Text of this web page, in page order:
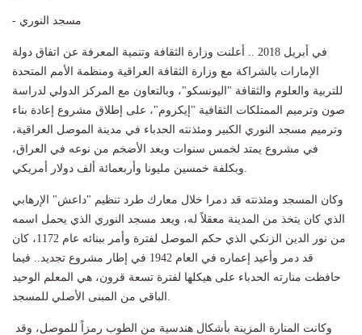
- مسجد النوري
في أبريل 2018 .. أعلنت وزارة الثقافة وتنمية المعرفة عن اتفاق دولة
الإمارات بالشراكة مع وزارة الثقافة العراقية ومنظمة الأمم المتحدة
للتربية والعلوم والثقافة "اليونسكو"، وبالتعاون مع المركز الدولي لدراسة
صون وترميم الممتلكات الثقافية "إيكروم"، على إطلاق مشروع إعادة بناء
وترميم مسجد النوري الكبير ومئذنته الحدباء في مدينة الموصل العراقية،
في مشروع يمتد لخمس سنوات ويعد الأضخم من نوعه في العراق،
وكان المسجد ومئذنته قد دمرا خلال معارك طرد تنظيم "داعش" الإرهابي
الذي كان يتخذ من المدينة معقلاً له، ويعد مسجد النوري الذي يحمل اسمه
من نور الدين الزنكي الذي حكم الموصل لفترة وأمر ببنائه عام 1172، كان
قد دمر وأعيد إعماره في العام 1942 في إطار مشروع تجديد.. فيما
حافظت منارته الحدباء على هيكلها لفترة تسعة قرون، هي المعلم الوحيد